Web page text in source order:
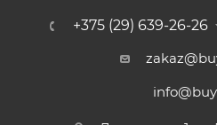
+375 (29) 639-26-26